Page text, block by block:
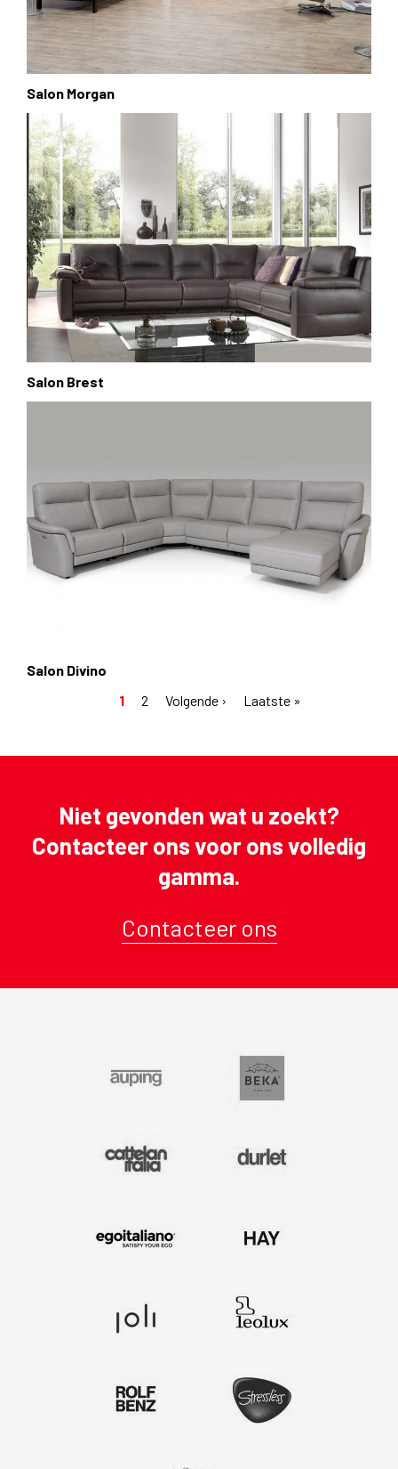
Salon Morgan
Salon Brest
Salon Divino
Huidige
1 Pagina
2
Volgende
Volgende ›
Laatste
Laatste »
Niet gevonden wat u zoekt?
Contacteer ons voor ons volledig
gamma.
Contacteer ons